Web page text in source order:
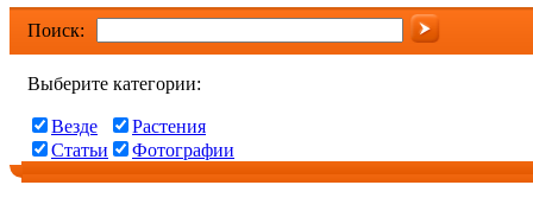
Поиск:
Выберите категории:
Везде
Растения
Статьи
Фотографии